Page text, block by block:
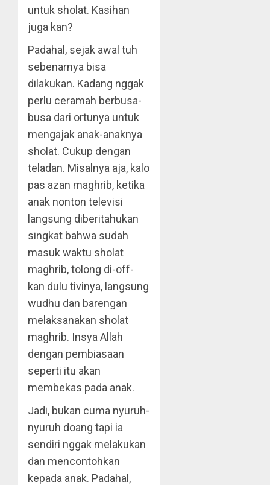
untuk sholat. Kasihan
juga kan?
Padahal, sejak awal tuh
sebenarnya bisa
dilakukan. Kadang nggak
perlu ceramah berbusa-
busa dari ortunya untuk
mengajak anak-anaknya
sholat. Cukup dengan
teladan. Misalnya aja, kalo
pas azan maghrib, ketika
anak nonton televisi
langsung diberitahukan
singkat bahwa sudah
masuk waktu sholat
maghrib, tolong di-off-
kan dulu tivinya, langsung
wudhu dan barengan
melaksanakan sholat
maghrib. Insya Allah
dengan pembiasaan
seperti itu akan
membekas pada anak.
Jadi, bukan cuma nyuruh-
nyuruh doang tapi ia
sendiri nggak melakukan
dan mencontohkan
kepada anak. Padahal,